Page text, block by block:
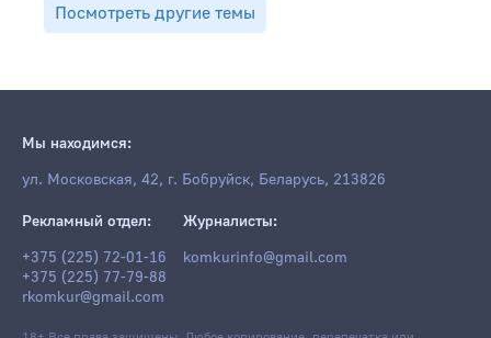
Посмотреть другие темы
Мы находимся:
ул. Московская, 42, г. Бобруйск, Беларусь, 213826
Рекламный отдел:
+375 (225) 72-01-16
+375 (225) 77-79-88
rkomkur@gmail.com
Журналисты:
komkurinfo@gmail.com